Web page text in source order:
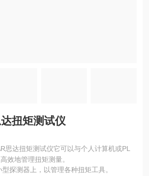
扭矩测试仪
思达扭矩测试仪它可以与个人计算机或PL
效地管理扭矩测量。
探测器上，以管理各种扭矩工具。